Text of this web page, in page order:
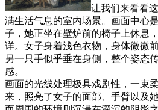
让我们来看看
满生活气息的室内场景。画面中心
子，她正坐在壁炉前的椅子上休息
详。女子身着浅色衣物，身体微微
另一只手似乎垂在身侧，整个姿态
感。
画面的光线处理极具戏剧性，一束
来，照亮了女子的面部、手臂以及